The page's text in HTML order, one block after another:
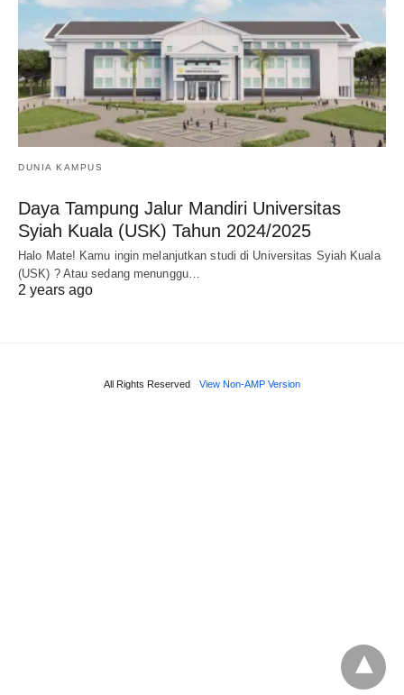
DUNIA KAMPUS
Daya Tampung Jalur Mandiri Universitas
Syiah Kuala (USK) Tahun 2024/2025
Halo Mate! Kamu ingin melanjutkan studi di Universitas Syiah Kuala
(USK) ? Atau sedang menunggu…
2 years ago
All Rights Reserved View Non-AMP Version